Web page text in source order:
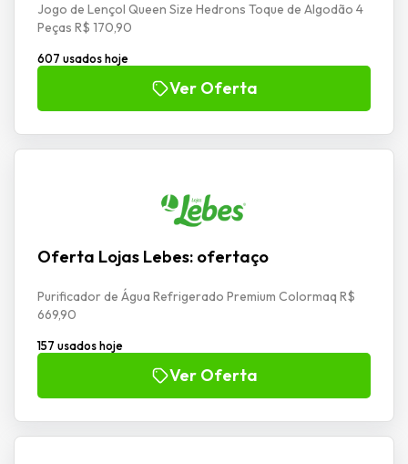
Jogo de Lençol Queen Size Hedrons Toque de Algodão 4
Peças R$ 170,90
607 usados hoje
Ver Oferta
Oferta Lojas Lebes: ofertaço
Purificador de Água Refrigerado Premium Colormaq R$
669,90
157 usados hoje
Ver Oferta